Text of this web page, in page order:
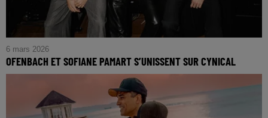
6 mars 2026
OFENBACH ET SOFIANE PAMART S’UNISSENT SUR CYNICAL